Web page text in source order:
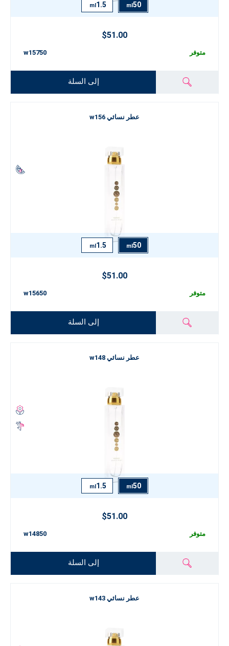
50
ml
1.5
ml
$51.00
w15750 متوفر
إلى السلة
عطر نسائي w156
50
ml
1.5
ml
$51.00
w15650 متوفر
إلى السلة
عطر نسائي w148
50
ml
1.5
ml
$51.00
w14850 متوفر
إلى السلة
عطر نسائي w143